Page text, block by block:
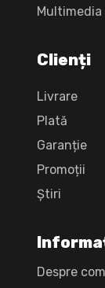
Multimedia
Clienți
Livrare
Plată
Garanție
Promoții
Știri
Despre